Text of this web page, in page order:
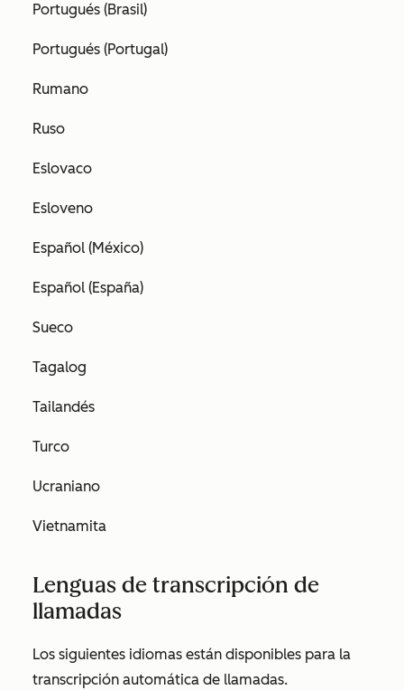
Portugués (Brasil)
Portugués (Portugal)
Rumano
Ruso
Eslovaco
Esloveno
Español (México)
Español (España)
Sueco
Tagalog
Tailandés
Turco
Ucraniano
Vietnamita
Lenguas de transcripción de
llamadas
Los siguientes idiomas están disponibles para la
transcripción automática de llamadas.